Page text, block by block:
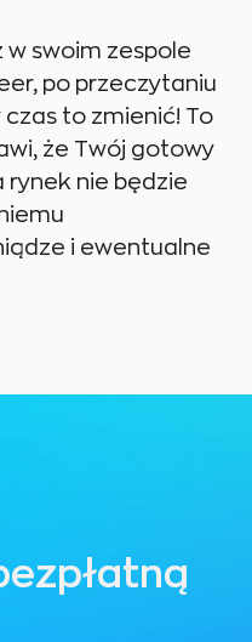
w swoim zespole
po przeczytaniu
to zmienić! To
że Twój gotowy
rynek nie będzie
i ewentualne